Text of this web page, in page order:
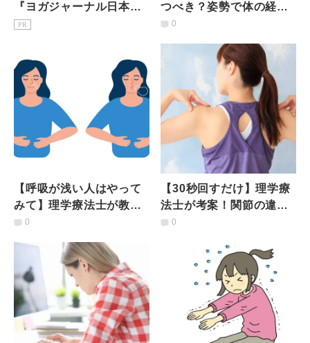
『ヨガジャーナル日本
版』予約購読のご案内
PR
つべき？姿勢で体の経年
劣化を予防「筋性支持」
が解説】
0
【呼吸が浅い人はやって
みて】理学療法士が教え
る、メリットだらけ「深
0
【30秒回すだけ】理学療
法士が考案！関節の違和
感・硬さを改善「股関
0